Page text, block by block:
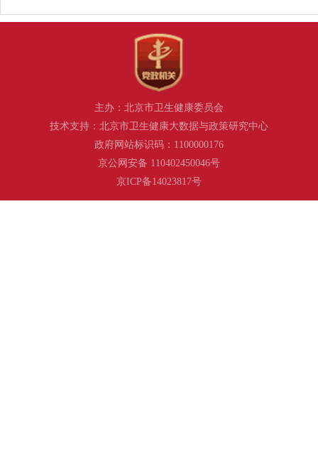
主办：北京市卫生健康委员会
技术支持：北京市卫生健康大数据与政策研究中心
政府网站标识码：1100000176
京公网安备 110402450046号
京ICP备14023817号